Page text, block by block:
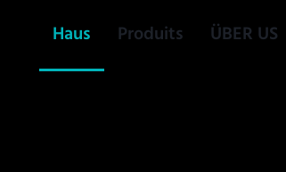
Haus Produits ÜBER US